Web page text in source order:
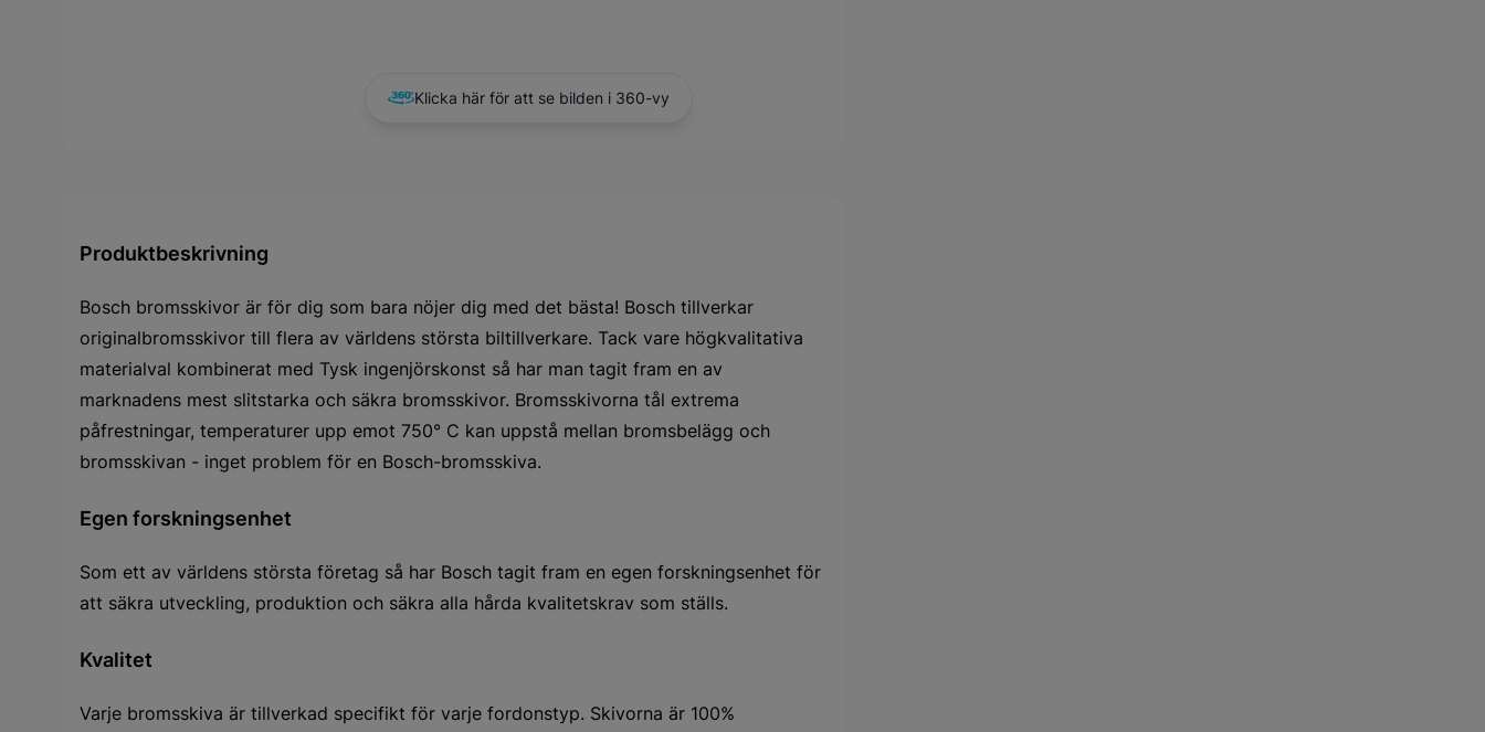
Klicka här för att se bilden i 360-vy
Produktbeskrivning
Bosch bromsskivor är för dig som bara nöjer dig med det bästa! Bosch tillverkar
originalbromsskivor till flera av världens största biltillverkare. Tack vare högkvalitativa
materialval kombinerat med Tysk ingenjörskonst så har man tagit fram en av
marknadens mest slitstarka och säkra bromsskivor. Bromsskivorna tål extrema
påfrestningar, temperaturer upp emot 750° C kan uppstå mellan bromsbelägg och
bromsskivan - inget problem för en Bosch-bromsskiva.
Egen forskningsenhet
Som ett av världens största företag så har Bosch tagit fram en egen forskningsenhet för
att säkra utveckling, produktion och säkra alla hårda kvalitetskrav som ställs.
Kvalitet
Varje bromsskiva är tillverkad specifikt för varje fordonstyp. Skivorna är 100%